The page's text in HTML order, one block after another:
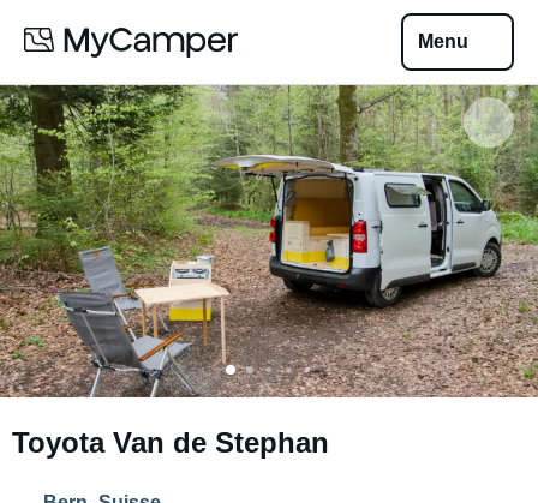
Menu
Toyota Van de Stephan